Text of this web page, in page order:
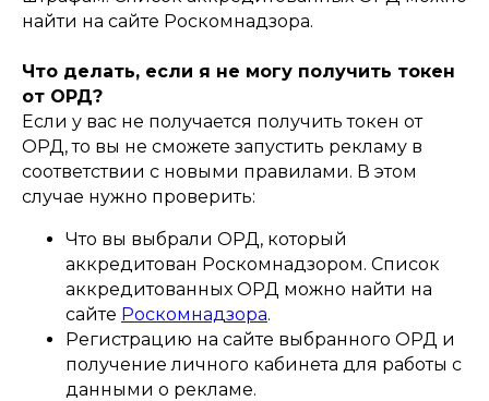
найти на сайте Роскомнадзора.
Что делать, если я не могу получить токен
от ОРД?
Если у вас не получается получить токен от
ОРД, то вы не сможете запустить рекламу в
соответствии с новыми правилами. В этом
случае нужно проверить:
Что вы выбрали ОРД, который
аккредитован Роскомнадзором. Список
аккредитованных ОРД можно найти на
сайте Роскомнадзора.
Регистрацию на сайте выбранного ОРД и
получение личного кабинета для работы с
данными о рекламе.